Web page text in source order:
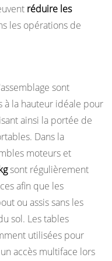
réduire les
les opérations de
sont
à la hauteur idéale pour
ainsi la portée de
Dans la
moteurs et
sont régulièrement
afin que les
ou assis sans les
sol. Les tables
utilisées pour
accès multiface lors